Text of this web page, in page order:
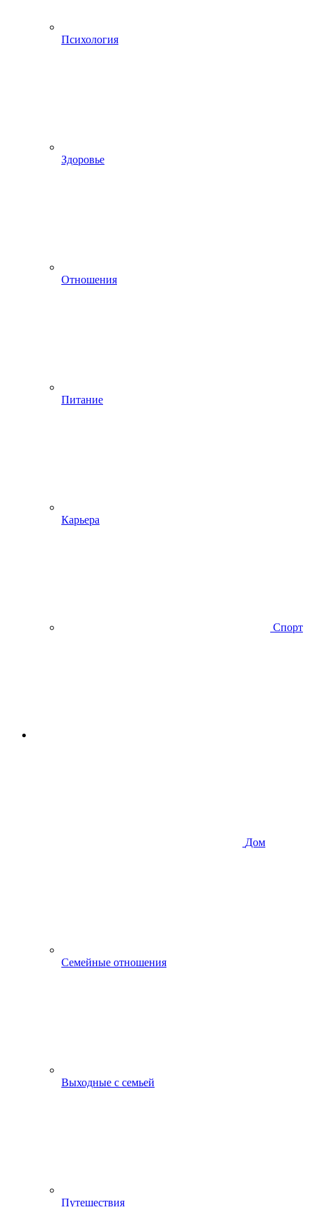
Психология
Здоровье
Отношения
Питание
Карьера
Спорт
Дом
Семейные отношения
Выходные с семьей
Путешествия